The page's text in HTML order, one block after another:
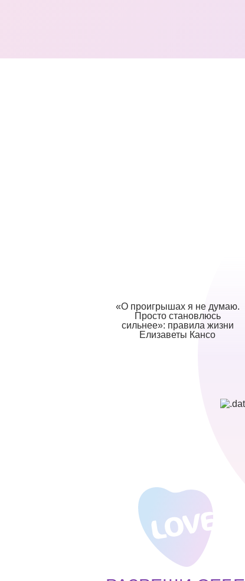
«О проигрышах я не думаю.
Просто становлюсь
сильнее»: правила жизни
Елизаветы Кансо